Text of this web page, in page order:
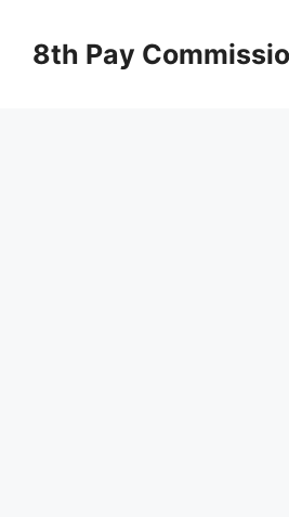
content8th Pay